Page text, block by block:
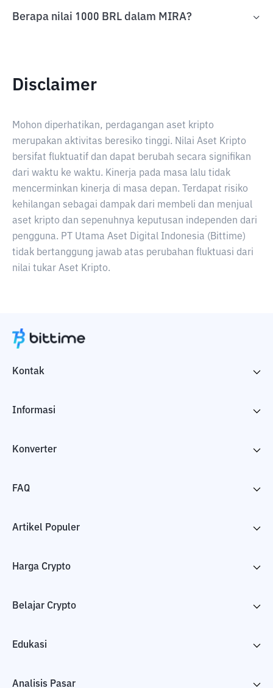
Berapa nilai 1000 BRL dalam MIRA?
Disclaimer
Mohon diperhatikan, perdagangan aset kripto
merupakan aktivitas beresiko tinggi. Nilai Aset Kripto
bersifat fluktuatif dan dapat berubah secara signifikan
dari waktu ke waktu. Kinerja pada masa lalu tidak
mencerminkan kinerja di masa depan. Terdapat risiko
kehilangan sebagai dampak dari membeli dan menjual
aset kripto dan sepenuhnya keputusan independen dari
pengguna. PT Utama Aset Digital Indonesia (Bittime)
tidak bertanggung jawab atas perubahan fluktuasi dari
nilai tukar Aset Kripto.
Kontak
Informasi
Konverter
FAQ
Artikel Populer
Harga Crypto
Belajar Crypto
Edukasi
Analisis Pasar